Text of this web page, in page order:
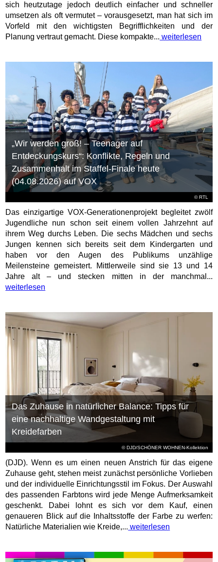
sich heutzutage jedoch deutlich einfacher und schneller
umsetzen als oft vermutet – vorausgesetzt, man hat sich im
Vorfeld mit den wichtigsten Begrifflichkeiten und der
Planung vertraut gemacht. Diese kompakte... weiterlesen
©RTL
„Wir werden groß! – Teenager auf
Entdeckungskurs“: Konflikte, Regeln und
Zusammenhalt im Staffel-Finale heute
(04.08.2026) auf VOX
Das einzigartige VOX-Generationenprojekt begleitet zwölf
Jugendliche nun schon seit einem vollen Jahrzehnt auf
ihrem Weg durchs Leben. Die sechs Mädchen und sechs
Jungen kennen sich bereits seit dem Kindergarten und
haben vor den Augen des Publikums unzählige
Meilensteine gemeistert. Mittlerweile sind sie 13 und 14
Jahre alt – und stecken mitten in der manchmal...
weiterlesen
© DJD/SCHÖNER WOHNEN-Kollektion
Das Zuhause in natürlicher Balance: Tipps für
eine nachhaltige Wandgestaltung mit
Kreidefarben
(DJD). Wenn es um einen neuen Anstrich für das eigene
Zuhause geht, stehen meist zunächst persönliche Vorlieben
und der individuelle Einrichtungsstil im Fokus. Der Auswahl
des passenden Farbtons wird jede Menge Aufmerksamkeit
geschenkt. Dabei lohnt es sich vor dem Kauf, einen
genaueren Blick auf die Inhaltsstoffe der Farbe zu werfen:
Natürliche Materialien wie Kreide,... weiterlesen